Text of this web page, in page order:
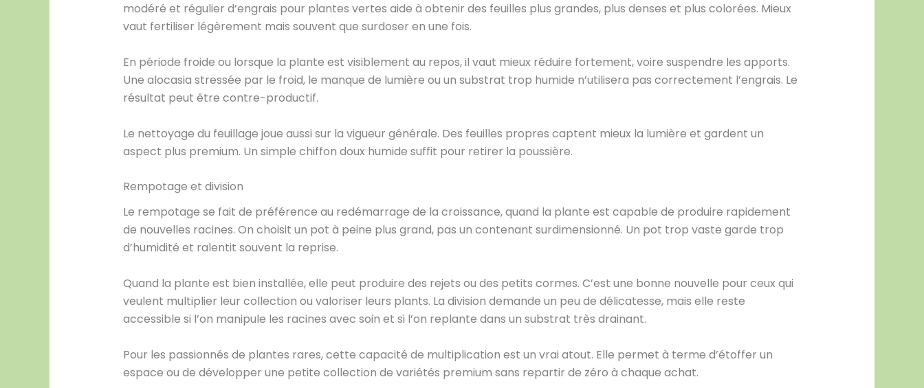
modéré et régulier d’engrais pour plantes vertes aide à obtenir des feuilles plus grandes, plus denses et plus colorées. Mieux
vaut fertiliser légèrement mais souvent que surdoser en une fois.
En période froide ou lorsque la plante est visiblement au repos, il vaut mieux réduire fortement, voire suspendre les apports.
Une alocasia stressée par le froid, le manque de lumière ou un substrat trop humide n’utilisera pas correctement l’engrais. Le
résultat peut être contre-productif.
Le nettoyage du feuillage joue aussi sur la vigueur générale. Des feuilles propres captent mieux la lumière et gardent un
aspect plus premium. Un simple chiffon doux humide suffit pour retirer la poussière.
Rempotage et division
Le rempotage se fait de préférence au redémarrage de la croissance, quand la plante est capable de produire rapidement
de nouvelles racines. On choisit un pot à peine plus grand, pas un contenant surdimensionné. Un pot trop vaste garde trop
d’humidité et ralentit souvent la reprise.
Quand la plante est bien installée, elle peut produire des rejets ou des petits cormes. C’est une bonne nouvelle pour ceux qui
veulent multiplier leur collection ou valoriser leurs plants. La division demande un peu de délicatesse, mais elle reste
accessible si l’on manipule les racines avec soin et si l’on replante dans un substrat très drainant.
Pour les passionnés de plantes rares, cette capacité de multiplication est un vrai atout. Elle permet à terme d’étoffer un
espace ou de développer une petite collection de variétés premium sans repartir de zéro à chaque achat.